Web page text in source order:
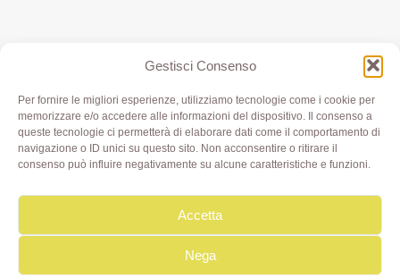
Gestisci Consenso
Per fornire le migliori esperienze, utilizziamo tecnologie come i cookie per
memorizzare e/o accedere alle informazioni del dispositivo. Il consenso a
queste tecnologie ci permetterà di elaborare dati come il comportamento di
navigazione o ID unici su questo sito. Non acconsentire o ritirare il
consenso può influire negativamente su alcune caratteristiche e funzioni.
Accetta
Nega
Seguici
Olivia di Aimi Roberta | Borgo XX Marzo 6/c Parma | P.IVA
IT02499000343 - REA PR 245283 | © 2020 Olivialab. All
Rights Reserved.